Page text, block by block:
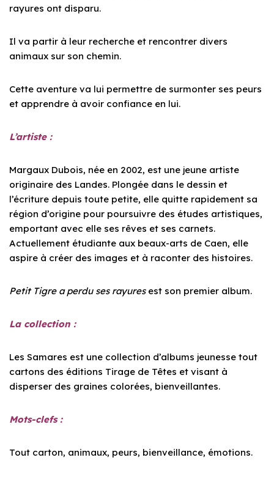
rayures ont disparu.
Il va partir à leur recherche et rencontrer divers
animaux sur son chemin.
Cette aventure va lui permettre de surmonter ses peurs
et apprendre à avoir confiance en lui.
L’artiste :
Margaux Dubois, née en 2002, est une jeune artiste
originaire des Landes. Plongée dans le dessin et
l’écriture depuis toute petite, elle quitte rapidement sa
région d’origine pour poursuivre des études artistiques,
emportant avec elle ses rêves et ses carnets.
Actuellement étudiante aux beaux-arts de Caen, elle
aspire à créer des images et à raconter des histoires.
Petit Tigre a perdu ses rayuresest son premier album.
La collection :
Les Samares est une collection d’albums jeunesse tout
cartons des éditions Tirage de Têtes et visant à
disperser des graines colorées, bienveillantes.
Mots-clefs :
Tout carton, animaux, peurs, bienveillance, émotions.